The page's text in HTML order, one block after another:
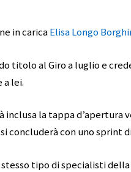
in caricaElisa Longo
titolo al Giro a luglio e
lei.
la tappa d’apertura
concluderà con uno sprint
tipo di specialisti